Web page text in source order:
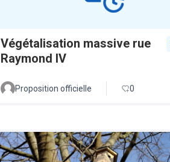
Végétalisation massive rue
Raymond IV
Proposition officielle 0